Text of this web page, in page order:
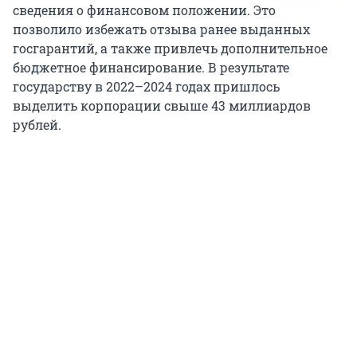
сведения о финансовом положении. Это
позволило избежать отзыва ранее выданных
госгарантий, а также привлечь дополнительное
бюджетное финансирование. В результате
государству в 2022–2024 годах пришлось
выделить корпорации свыше 43 миллиардов
рублей.